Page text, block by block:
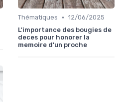
Thématiques • 12/06/2025
L'importance des bougies de
deces pour honorer la
memoire d'un proche